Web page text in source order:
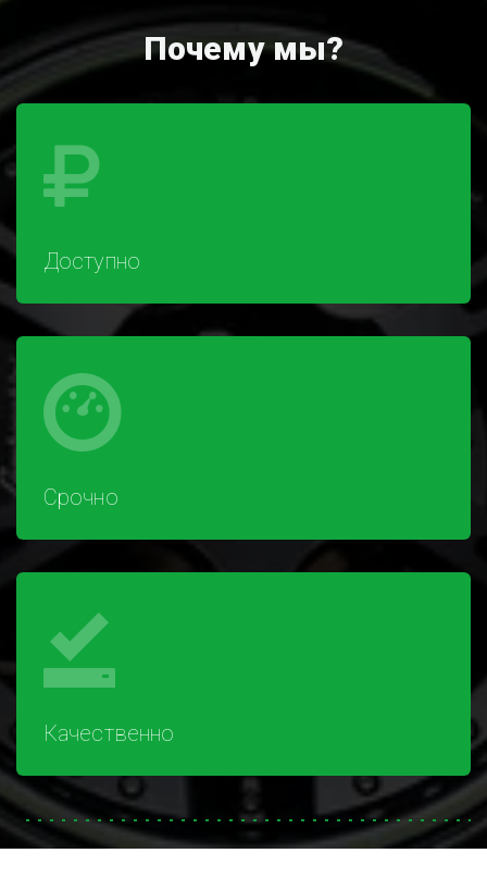
Почему мы?
Доступно
Срочно
Качественно